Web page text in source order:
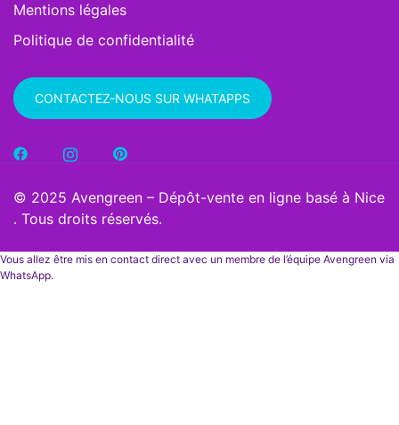
Mentions légales
Politique de confidentialité
CONTACTEZ-NOUS SUR WHATAPPS
© 2025 Avengreen – Dépôt-vente en ligne basé à Nice
. Tous droits réservés.
Vous allez être mis en contact direct avec un membre de l’équipe Avengreen via
WhatsApp.